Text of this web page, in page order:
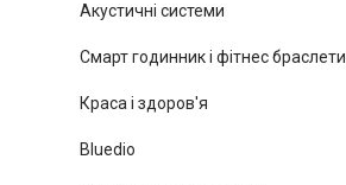
Акустичні системи
Смарт годинник і фітнес браслети
Краса і здоров'я
Bluedio